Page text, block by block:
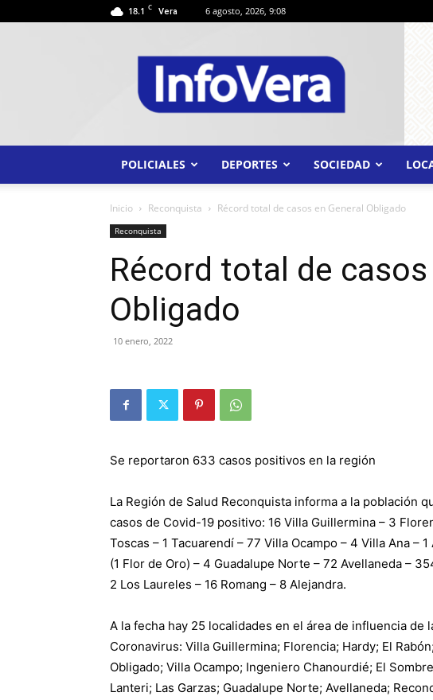
18.1 C Vera 6 agosto, 2026, 9:08
INFO
VERA
POLICIALES DEPORTES SOCIEDAD
Inicio Reconquista Récord total de casos en General Obligado
Reconquista
Récord total de casos
Obligado
10 enero, 2022
Se reportaron 633 casos positivos en la región
La Región de Salud Reconquista informa a la población
casos de Covid-19 positivo: 16 Villa Guillermina – 3
Toscas – 1 Tacuarendí – 77 Villa Ocampo – 4 Villa Ana –
(1 Flor de Oro) – 4 Guadalupe Norte – 72 Avellaneda –
2 Los Laureles – 16 Romang – 8 Alejandra.
A la fecha hay 25 localidades en el área de influencia de
Coronavirus: Villa Guillermina; Florencia; Hardy; El
Obligado; Villa Ocampo; Ingeniero Chanourdié; El
Lanteri; Las Garzas; Guadalupe Norte; Avellaneda;